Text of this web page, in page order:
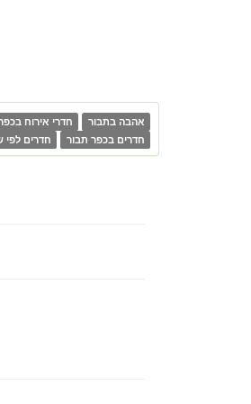
אהבה בתבור חדרי אירוח
חדרים בכפר תבור
חדרים